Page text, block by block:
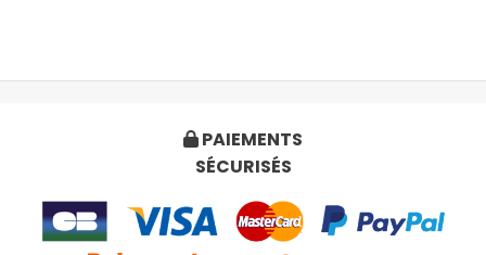
 PAIEMENTS
SÉCURISÉS